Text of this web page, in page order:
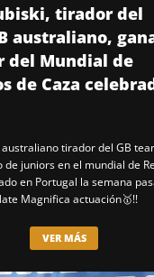
tirador del
australiano,
del Mundial de
de Caza
tirador del GB
de juniors en el mundial de
en Portugal la semana
Magnifica actuación🥇!!
VER MÁS